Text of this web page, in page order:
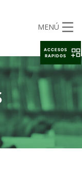
MENÚ
ACCESOS
RAPIDOS